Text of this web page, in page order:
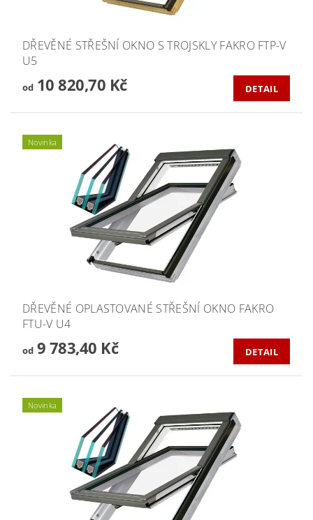
DŘEVĚNÉ STŘEŠNÍ OKNO S TROJSKLY FAKRO FTP-V
U5
od10 820,70 Kč DETAIL
Novinka
DŘEVĚNÉ OPLASTOVANÉ STŘEŠNÍ OKNO FAKRO
FTU-V U4
od9 783,40 Kč DETAIL
Novinka